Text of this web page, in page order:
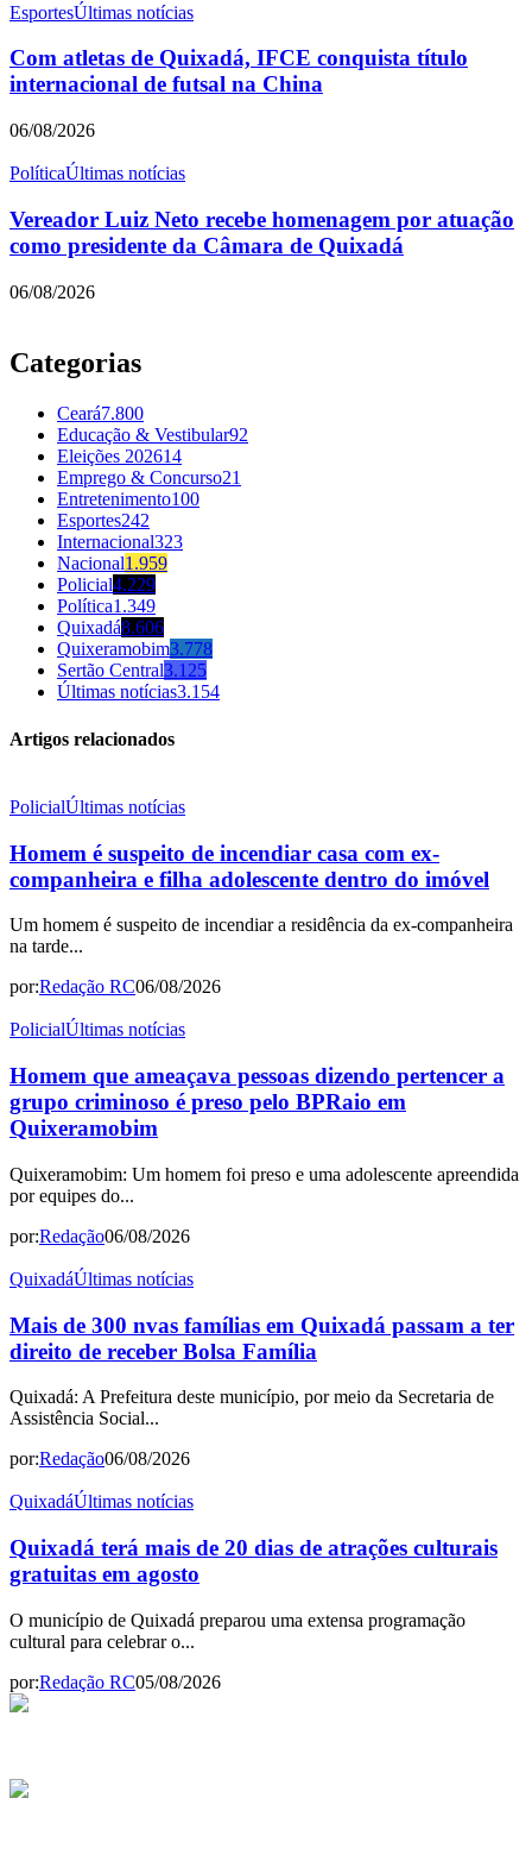
EsportesÚltimas notícias
Com atletas de Quixadá, IFCE conquista título
internacional de futsal na China
06/08/2026
PolíticaÚltimas notícias
Vereador Luiz Neto recebe homenagem por atuação
como presidente da Câmara de Quixadá
06/08/2026
Categorias
Ceará7.800
Educação & Vestibular92
Eleições 202614
Emprego & Concurso21
Entretenimento100
Esportes242
Internacional323
Nacional1.959
Policial4.229
Política1.349
Quixadá8.606
Quixeramobim3.778
Sertão Central3.125
Últimas notícias3.154
Artigos relacionados
PolicialÚltimas notícias
Homem é suspeito de incendiar casa com ex-
companheira e filha adolescente dentro do imóvel
Um homem é suspeito de incendiar a residência da ex-companheira
na tarde...
por:Redação RC06/08/2026
PolicialÚltimas notícias
Homem que ameaçava pessoas dizendo pertencer a
grupo criminoso é preso pelo BPRaio em
Quixeramobim
Quixeramobim: Um homem foi preso e uma adolescente apreendida
por equipes do...
por:Redação06/08/2026
QuixadáÚltimas notícias
Mais de 300 nvas famílias em Quixadá passam a ter
direito de receber Bolsa Família
Quixadá: A Prefeitura deste município, por meio da Secretaria de
Assistência Social...
por:Redação06/08/2026
QuixadáÚltimas notícias
Quixadá terá mais de 20 dias de atrações culturais
gratuitas em agosto
O município de Quixadá preparou uma extensa programação
cultural para celebrar o...
por:Redação RC05/08/2026